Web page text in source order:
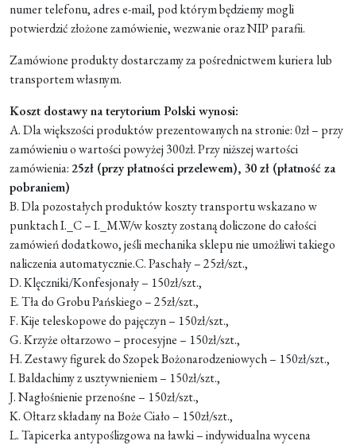
Kontakt
Blog
Koszyk
numer telefonu, adres e-mail, pod którym będziemy mogli
potwierdzić złożone zamówienie, wezwanie oraz NIP parafii.
Zamówione produkty dostarczamy za pośrednictwem kuriera lub
transportem własnym.
Koszt dostawy na terytorium Polski wynosi:
A. Dla większości produktów prezentowanych na stronie: 0zł – przy
zamówieniu o wartości powyżej 300zł. Przy niższej wartości
zamówienia:25zł (przy płatności przelewem), 30 zł (płatność za
pobraniem)
B. Dla pozostałych produktów koszty transportu wskazano w
punktach I._C – I._M.W/w koszty zostaną doliczone do całości
zamówień dodatkowo, jeśli mechanika sklepu nie umożliwi takiego
naliczenia automatycznie.C. Paschały – 25zł/szt.,
D. Klęczniki/Konfesjonały – 150zł/szt.,
E. Tła do Grobu Pańskiego – 25zł/szt.,
F. Kije teleskopowe do pajęczyn – 150zł/szt.,
G. Krzyże ołtarzowo – procesyjne – 150zł/szt.,
H. Zestawy figurek do Szopek Bożonarodzeniowych – 150zł/szt.,
I. Baldachimy z usztywnieniem – 150zł/szt.,
J. Nagłośnienie przenośne – 150zł/szt.,
K. Ołtarz składany na Boże Ciało – 150zł/szt.,
L. Tapicerka antypoślizgowa na ławki – indywidualna wycena